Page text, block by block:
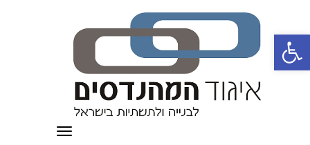
פתח סרגל נגישות
תפריט